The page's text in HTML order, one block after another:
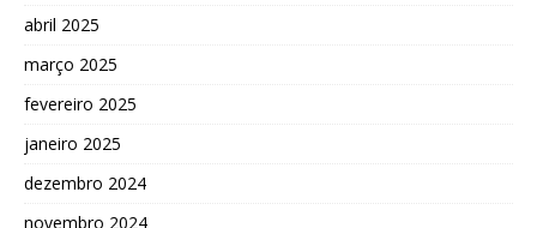
abril 2025
março 2025
fevereiro 2025
janeiro 2025
dezembro 2024
novembro 2024